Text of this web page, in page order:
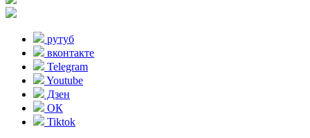
рутуб
вконтакте
Telegram
Youtube
Дзен
ОК
Tiktok